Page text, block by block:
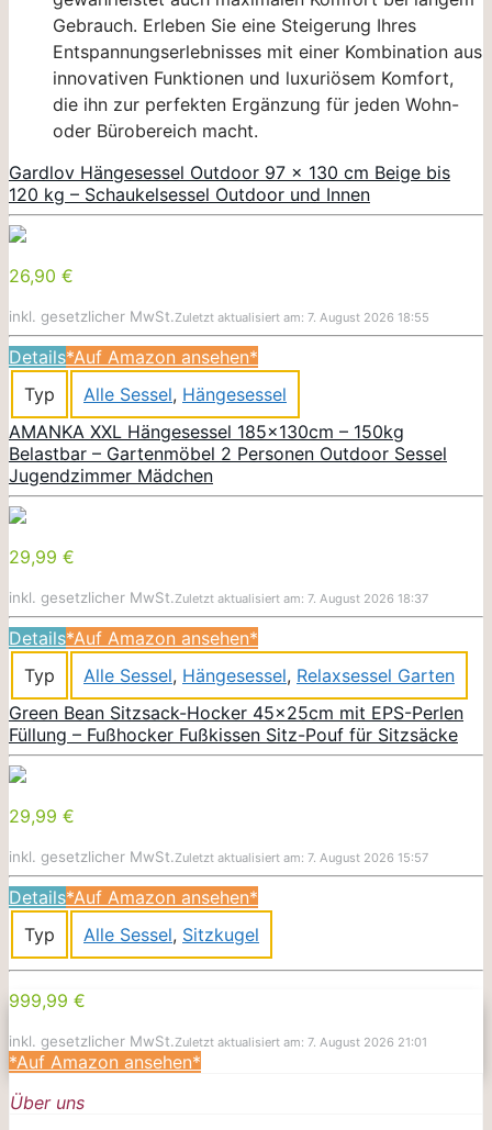
Gebrauch. Erleben Sie eine Steigerung Ihres
Entspannungserlebnisses mit einer Kombination aus
innovativen Funktionen und luxuriösem Komfort,
die ihn zur perfekten Ergänzung für jeden Wohn-
oder Bürobereich macht.
Gardlov Hängesessel Outdoor 97 x 130 cm Beige bis
120 kg – Schaukelsessel Outdoor und Innen
26,90 €
inkl. gesetzlicher MwSt.Zuletzt aktualisiert am: 7. August 2026 18:55
Details*Auf Amazon ansehen*
Typ
Alle Sessel, Hängesessel
AMANKA XXL Hängesessel 185x130cm – 150kg
Belastbar – Gartenmöbel 2 Personen Outdoor Sessel
Jugendzimmer Mädchen
29,99 €
inkl. gesetzlicher MwSt.Zuletzt aktualisiert am: 7. August 2026 18:37
Details*Auf Amazon ansehen*
Typ
Alle Sessel, Hängesessel, Relaxsessel Garten
Green Bean Sitzsack-Hocker 45x25cm mit EPS-Perlen
Füllung – Fußhocker Fußkissen Sitz-Pouf für Sitzsäcke
29,99 €
inkl. gesetzlicher MwSt.Zuletzt aktualisiert am: 7. August 2026 15:57
Details*Auf Amazon ansehen*
Typ
Alle Sessel, Sitzkugel
999,99 €
inkl. gesetzlicher MwSt.Zuletzt aktualisiert am: 7. August 2026 21:01
*Auf Amazon ansehen*
Über uns